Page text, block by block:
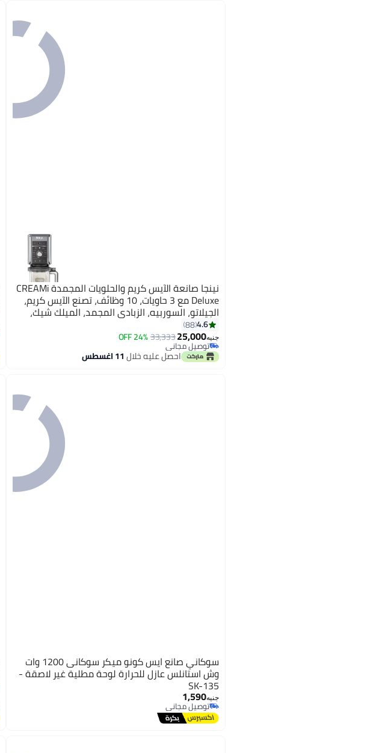
نينجا صانعة الآيس كريم والحلويات المجمدة CREAMi
Deluxe مع 3 حاويات، 10 وظائف، تصنع الآيس كريم،
الجيلاتو، السوربيه، الزبادي المجمد، الميلك شيك،
السلاشي والمزيد، خيار نكهة 2 في 1
4.6
88
جنيه25,000
33,333
24% OFF
توصيل مجاني
باقي 1 وحدات في المخزون
توصيل مجاني
احصل عليه خلال11 اغسطس
سوكاني صانع ايس كونو ميكر سوكانى 1200 وات
وش استانلس عازل للحرارة لوحة مطلية غير لاصقة -
SK-135
جنيه1,590
توصيل مجاني
توصيل مجاني